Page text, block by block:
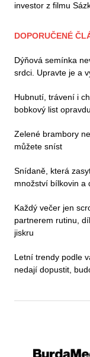
investor z filmu
DOPORUČENÉ
Dýňová semínka
srdci. Upravte je a
Hubnutí, trávení i
bobkový list
Zelené brambory
můžete sníst
Snídaně, která
množství bílkovin a
Každý večer jen
partnerem rutinu,
jiskru
Letní trendy podle
nedají dopustit,